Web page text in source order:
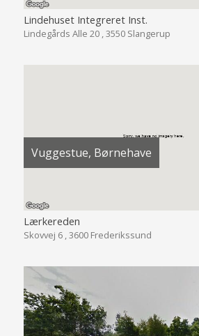
Lindehuset Integreret Inst.
Lindegårds Alle 20 , 3550 Slangerup
Vuggestue, Børnehave
Lærkereden
Skovvej 6 , 3600 Frederikssund